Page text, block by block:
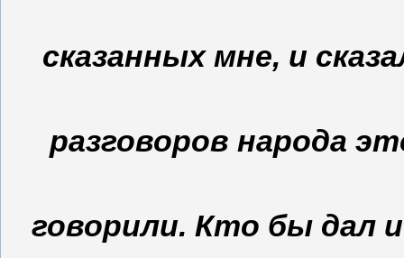
сказанных мне, и
разговоров народа
говорили. Кто бы дал